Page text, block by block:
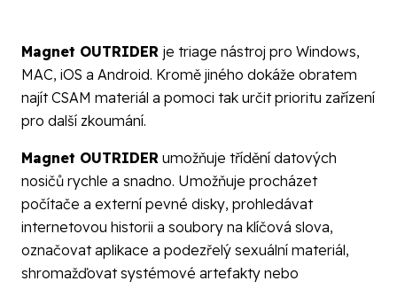
Magnet OUTRIDER je triage nástroj pro Windows,
MAC, iOS a Android. Kromě jiného dokáže obratem
najít CSAM materiál a pomoci tak určit prioritu zařízení
pro další zkoumání.
Magnet OUTRIDER umožňuje třídění datových
nosičů rychle a snadno. Umožňuje procházet
počítače a externí pevné disky, prohledávat
internetovou historii a soubory na klíčová slova,
označovat aplikace a podezřelý sexuální materiál,
shromažďovat systémové artefakty nebo